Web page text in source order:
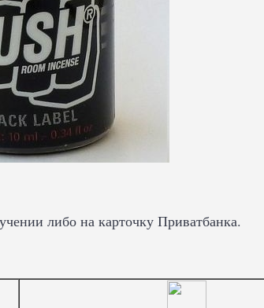
либо на карточку Приватбанка.